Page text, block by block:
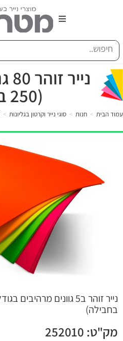
החברה (250 בחבילה)
עמוד הבית > חנות > סוגי נייר וקרטון בגליונות >
בחבילה)
מק"ט: 252010